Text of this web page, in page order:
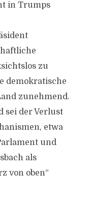
in Trumps
zu
demokratische
zunehmend.
sei der Verlust
etwa
und
als
von oben“